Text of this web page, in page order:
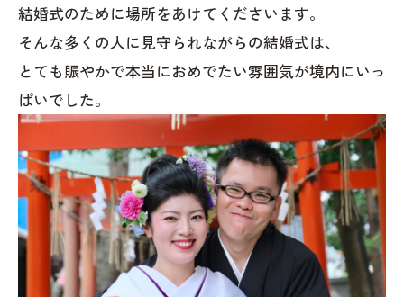
結婚式のために場所をあけてくださいます。
そんな多くの人に見守られながらの結婚式は、
とても賑やかで本当におめでたい雰囲気が境内にいっ
ぱいでした。